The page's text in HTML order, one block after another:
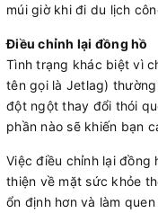
múi giờ khi đi du lịch
Điều chỉnh lại đồng hồ
Tình trạng khác biệt vì
tên gọi là Jetlag)
đột ngột thay đổi thói
phần nào sẽ khiến bạn
Việc điều chỉnh lại đồng
thiện về mặt sức khỏe
ổn định hơn và làm